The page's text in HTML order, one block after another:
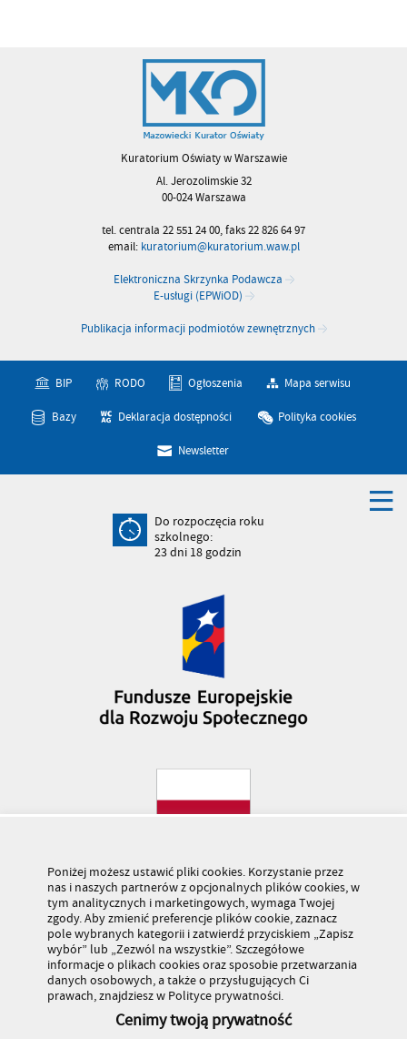
Kuratorium Oświaty w Warszawie
Al. Jerozolimskie 32
00-024 Warszawa
tel. centrala 22 551 24 00, faks 22 826 64 97
email: kuratorium@kuratorium.waw.pl
Elektroniczna Skrzynka Podawcza
E-usługi (EPWiOD)
Publikacja informacji podmiotów zewnętrznych
BIP RODO Ogłoszenia Mapa serwisu
Bazy Deklaracja dostępności Polityka cookies
Newsletter
Do rozpoczęcia roku
szkolnego:
23dni 18godzin
Poniżej możesz ustawić pliki cookies. Korzystanie przez
nas i naszych partnerów z opcjonalnych plików cookies, w
tym analitycznych i marketingowych, wymaga Twojej
zgody. Aby zmienić preferencje plików cookie, zaznacz
pole wybranych kategorii i zatwierdź przyciskiem „Zapisz
wybór” lub „Zezwól na wszystkie”. Szczegółowe
informacje o plikach cookies oraz sposobie przetwarzania
danych osobowych, a także o przysługujących Ci
prawach, znajdziesz w Polityce prywatności.
Cenimy twoją prywatność